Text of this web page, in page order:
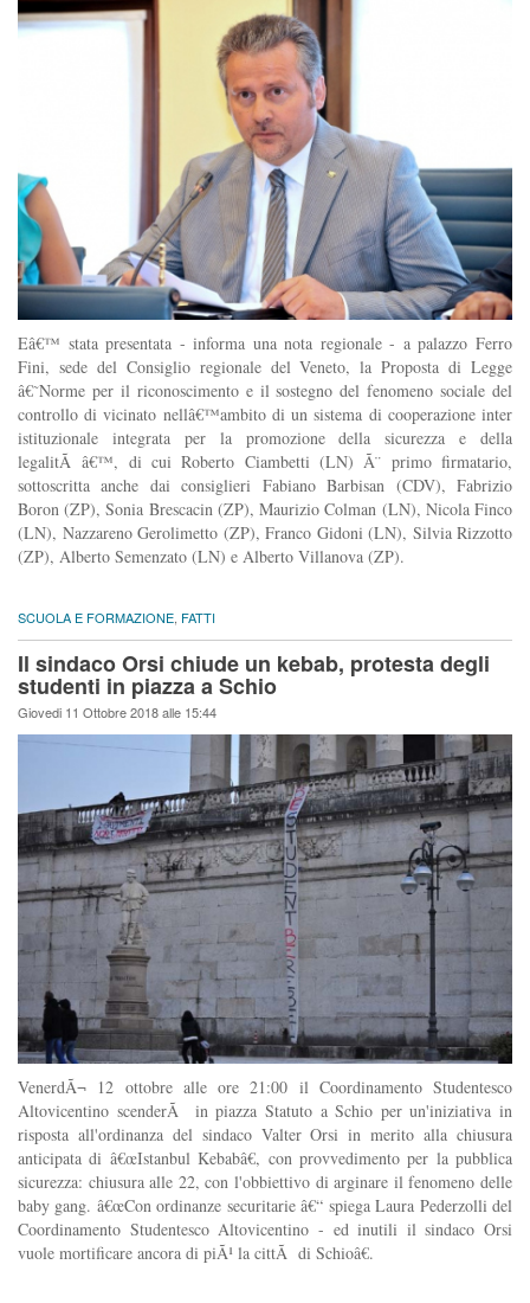
Eâ€™ stata presentata - informa una nota regionale - a palazzo Ferro
Fini, sede del Consiglio regionale del Veneto, la Proposta di Legge
â€˜Norme per il riconoscimento e il sostegno del fenomeno sociale del
controllo di vicinato nellâ€™ambito di un sistema di cooperazione inter
istituzionale integrata per la promozione della sicurezza e della
legalitÃ â€™, di cui Roberto Ciambetti (LN) Ã¨ primo firmatario,
sottoscritta anche dai consiglieri Fabiano Barbisan (CDV), Fabrizio
Boron (ZP), Sonia Brescacin (ZP), Maurizio Colman (LN), Nicola Finco
(LN), Nazzareno Gerolimetto (ZP), Franco Gidoni (LN), Silvia Rizzotto
(ZP), Alberto Semenzato (LN) e Alberto Villanova (ZP).
SCUOLA E FORMAZIONE, FATTI
Il sindaco Orsi chiude un kebab, protesta degli
studenti in piazza a Schio
Giovedi 11 Ottobre 2018 alle 15:44
VenerdÃ¬ 12 ottobre alle ore 21:00 il Coordinamento Studentesco
Altovicentino scenderÃ in piazza Statuto a Schio per un'iniziativa in
risposta all'ordinanza del sindaco Valter Orsi in merito alla chiusura
anticipata di â€œIstanbul Kebabâ€, con provvedimento per la pubblica
sicurezza: chiusura alle 22, con l'obbiettivo di arginare il fenomeno delle
baby gang. â€œCon ordinanze securitarie â€“ spiega Laura Pederzolli del
Coordinamento Studentesco Altovicentino - ed inutili il sindaco Orsi
vuole mortificare ancora di piÃ¹ la cittÃ di Schioâ€.